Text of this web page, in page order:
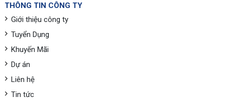
THÔNG TIN CÔNG TY
Giới thiệu công ty
Tuyển Dụng
Khuyến Mãi
Dự án
Liên hệ
Tin tức